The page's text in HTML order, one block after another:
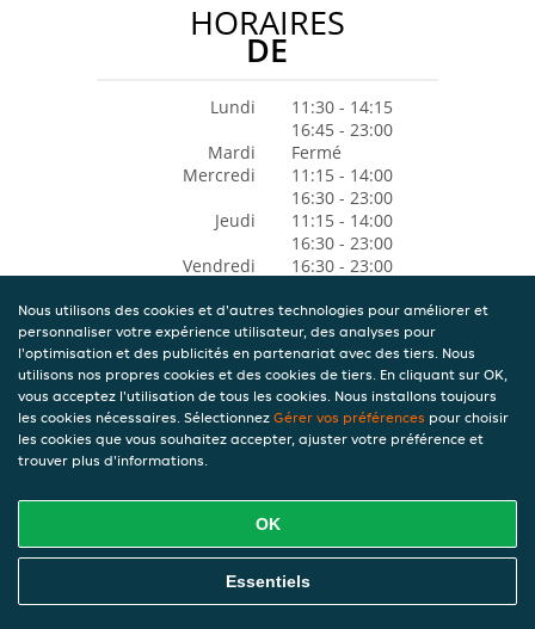
HORAIRES
DE
Lundi
11:30 - 14:15
16:45 - 23:00
Mardi
Fermé
Mercredi
11:15 - 14:00
16:30 - 23:00
Jeudi
11:15 - 14:00
16:30 - 23:00
Vendredi
16:30 - 23:00
16:30 - 23:00
Dimanche
16:45 - 22:45
Nous utilisons des cookies et d'autres technologies pour améliorer et
personnaliser votre expérience utilisateur, des analyses pour
l'optimisation et des publicités en partenariat avec des tiers. Nous
utilisons nos propres cookies et des cookies de tiers. En cliquant sur OK,
vous acceptez l'utilisation de tous les cookies. Nous installons toujours
les cookies nécessaires. Sélectionnez Gérer vos préférences pour choisir
les cookies que vous souhaitez accepter, ajuster votre préférence et
trouver plus d'informations.
OK
Essentiels